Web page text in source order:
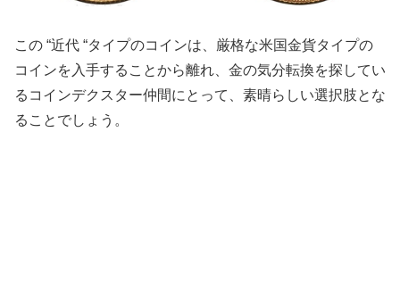
この “近代 “タイプのコインは、厳格な米国金貨タイプの
コインを入手することから離れ、金の気分転換を探してい
るコインデクスター仲間にとって、素晴らしい選択肢とな
ることでしょう。